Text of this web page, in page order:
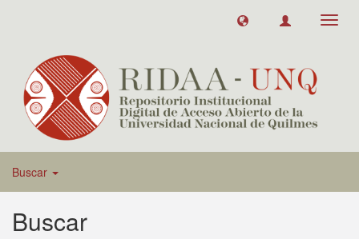
Buscar
Buscar